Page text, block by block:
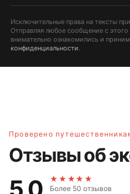
Исключительные права на тексты
Отправляя любое сообщение с
внимательно ознакомились и
конфиденциальности.
Проверено
Отзывы об
★★★★★
Более 50 отзывов